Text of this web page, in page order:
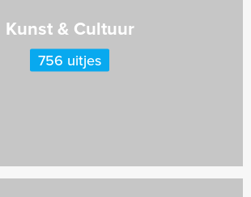
Kunst & Cultuur
756 uitjes